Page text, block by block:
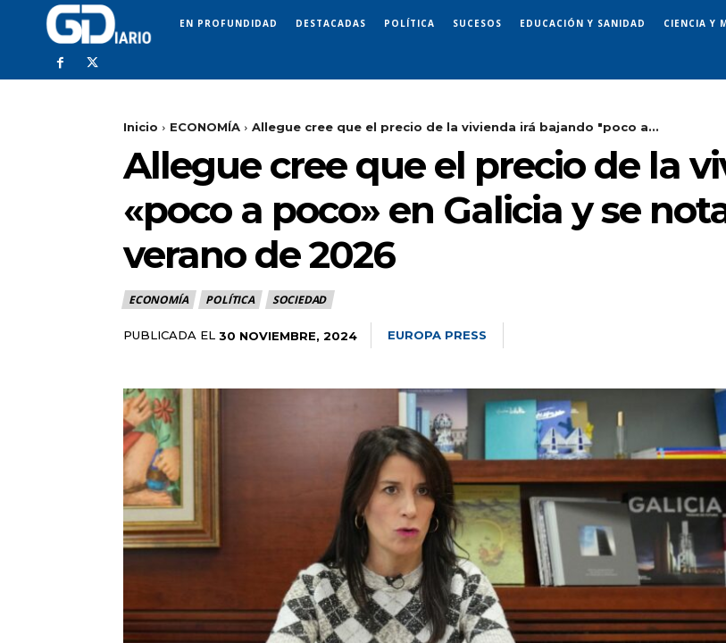
EN PROFUNDIDAD DESTACADAS POLÍTICA SUCESOS EDUCACIÓN Y SANIDAD CIENCIA Y
Inicio ECONOMÍA Allegue cree que el precio de la vivienda irá bajando "poco a...
Allegue cree que el precio de la
«poco a poco» en Galicia y se
verano de 2026
ECONOMÍA POLÍTICA SOCIEDAD
PUBLICADA EL 30 NOVIEMBRE, 2024 EUROPA PRESS